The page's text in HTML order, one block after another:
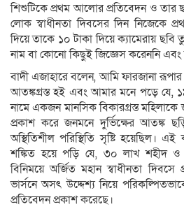
শিশুটিকে প্রথম আলোর প্রতিবেদন ও তার
লোক স্বাধীনতা দিবসের দিন নিজেকে
দিয়ে তাকে ১০ টাকা দিয়ে ক্যামেরায়
নাম বা কোনো কিছুই জিজ্ঞেস করেননি এবং
বাদী এজাহারে বলেন, আমি ফারজানা
আতঙ্কগ্রস্ত হই এবং আমার মনে পড়ে যে,
নামে একজন মানসিক বিকারগ্রস্ত
প্রকাশ করে জনমনে দুর্ভিক্ষের আতঙ্ক
অস্থিতিশীল পরিস্থিতি সৃষ্টি হয়েছিল।
শঙ্কিত হয়ে পড়ি যে, ৩০ লাখ শহীদ ও
বিনিময়ে অর্জিত মহান স্বাধীনতা
ভার্সনে অসৎ উদ্দেশ্য নিয়ে
প্রতিবেদন প্রকাশ করেছে।